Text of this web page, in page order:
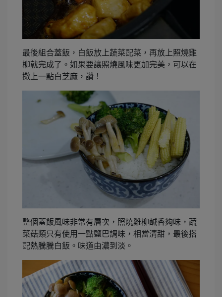
最後組合蓋飯，白飯放上蔬菜配菜，再放上照燒雞
柳就完成了。如果要讓照燒風味更加完美，可以在
撒上一點白芝麻，讚！
整個蓋飯風味非常有層次，照燒雞柳鹹香夠味，蔬
菜菇類只有使用一點鹽巴調味，相當清甜，最後搭
配熱騰騰白飯。味道由濃到淡。